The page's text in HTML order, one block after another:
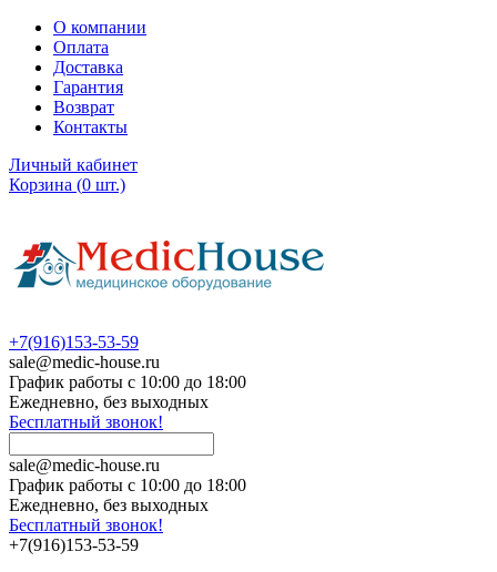
О компании
Оплата
Доставка
Гарантия
Возврат
Контакты
Личный кабинет
Корзина (0 шт.)
+7(916)153-53-59
sale@medic-house.ru
График работы с 10:00 до 18:00
Ежедневно, без выходных
Бесплатный звонок!
sale@medic-house.ru
График работы с 10:00 до 18:00
Ежедневно, без выходных
Бесплатный звонок!
+7(916)153-53-59